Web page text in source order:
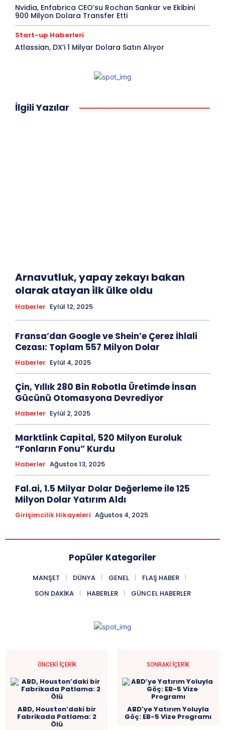
Nvidia, Enfabrica CEO’su Rochan Sankar ve Ekibini
900 Milyon Dolara Transfer Etti
Start-up Haberleri
Atlassian, DX’i 1 Milyar Dolara Satın Alıyor
İlgili Yazılar
Arnavutluk, yapay zekayı bakan
olarak atayan ilk ülke oldu
Haberler Eylül 12, 2025
Fransa’dan Google ve Shein’e Çerez İhlali
Cezası: Toplam 557 Milyon Dolar
Haberler Eylül 4, 2025
Çin, Yıllık 280 Bin Robotla Üretimde İnsan
Gücünü Otomasyona Devrediyor
Haberler Eylül 2, 2025
Marktlink Capital, 520 Milyon Euroluk
“Fonların Fonu” Kurdu
Haberler Ağustos 13, 2025
Fal.ai, 1.5 Milyar Dolar Değerleme ile 125
Milyon Dolar Yatırım Aldı
Girişimcilik Hikayeleri Ağustos 4, 2025
Popüler Kategoriler
MANŞET DÜNYA GENEL
FLAŞ HABER
SON DAKIKA
HABERLER GÜNCEL HABERLER
ÖNCEKI İÇERIK
ABD, Houston’daki bir
Fabrikada Patlama: 2
Ölü
SONRAKI İÇERIK
ABD’ye Yatırım Yoluyla
Göç: EB-5 Vize Programı